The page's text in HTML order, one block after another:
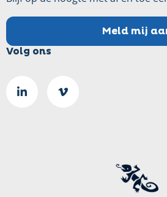
Meld mij
Volg ons
Ga
Go